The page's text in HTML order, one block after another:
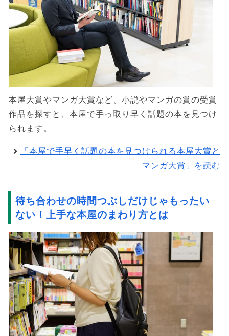
本屋大賞やマンガ大賞など、小説やマンガの賞の受賞
作品を探すと、本屋で手っ取り早く話題の本を見つけ
られます。
「本屋で手早く話題の本を見つけられる本屋大賞と
マンガ大賞」を読む
待ち合わせの時間つぶしだけじゃもったい
ない！上手な本屋のまわり方とは